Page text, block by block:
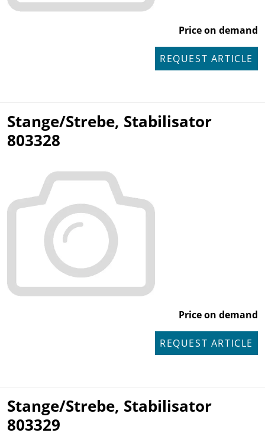
Price on demand
REQUEST ARTICLE
Stange/Strebe, Stabilisator
803328
Price on demand
REQUEST ARTICLE
Stange/Strebe, Stabilisator
803329